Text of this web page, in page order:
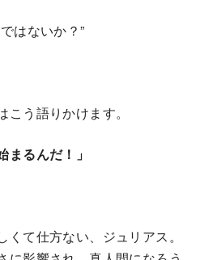
はないか？”
う語りかけます。
まるんだ！」
て仕方ない、ジュリアス。